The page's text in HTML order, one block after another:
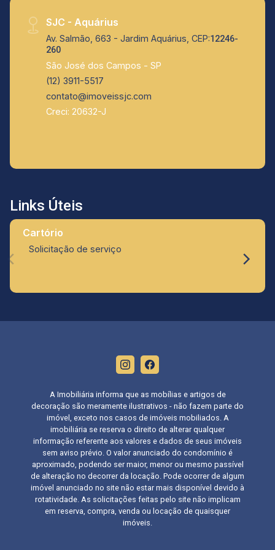
posicionado em uma região valorizada, cercado
por uma vasta rede de comércios
(supermercados, farmácias, padarias e
melhores escolas da região e com fácil acesso
às principais avenidas e vias expressas da
cidade. Não perca esta oportunidade única de
morar bem e com segurança. Agende sua visita
SJC - Aquárius
Av. Salmão, 663 - Jardim Aquárius, CEP:12246-
260
São José dos Campos - SP
(12) 3911-5517
contato@imoveissjc.com
Creci: 20632-J
Links Úteis
Cartório
Solicitação de serviço
A Imobiliária informa que as mobílias e artigos de
decoração são meramente ilustrativos - não fazem parte do
imóvel, exceto nos casos de imóveis mobiliados. A
imobiliária se reserva o direito de alterar qualquer
informação referente aos valores e dados de seus imóveis
sem aviso prévio. O valor anunciado do condomínio é
aproximado, podendo ser maior, menor ou mesmo passível
de alteração no decorrer da locação. Pode ocorrer de algum
imóvel anunciado no site não estar mais disponível devido à
rotatividade. As solicitações feitas pelo site não implicam
em reserva, compra, venda ou locação de quaisquer
imóveis.